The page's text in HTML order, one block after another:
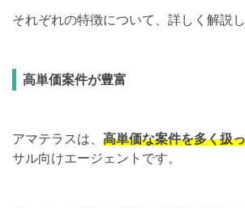
それぞれの特徴について、詳しく解説し
高単価案件が豊富
アマテラスは、 高単価な案件を多く扱
サル向けエージェントです。